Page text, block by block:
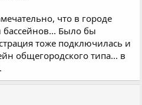
что в городе
бассейнов... Было бы
тоже подключилась и
общегородского типа... в